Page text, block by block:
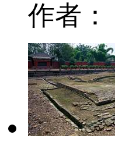
作者：